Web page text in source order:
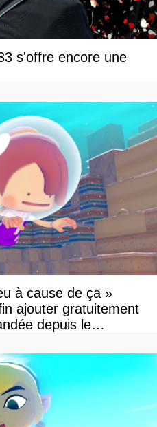
s'offre encore une
à cause de ça »
ajouter gratuitement
depuis le